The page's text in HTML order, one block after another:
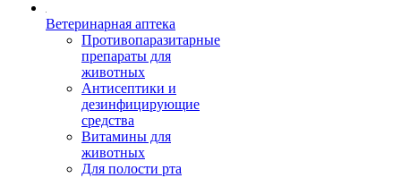
Ветеринарная аптека
Противопаразитарные
препараты для
животных
Антисептики и
дезинфицирующие
средства
Витамины для
животных
Для полости рта